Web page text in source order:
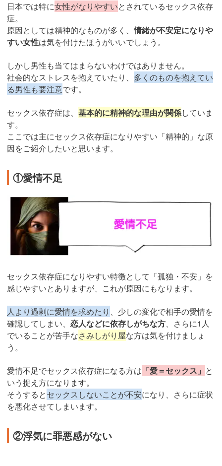
日本では特に女性がなりやすいとされているセックス依存
症。
原因としては精神的なものが多く、情緒が不安定になりや
すい女性は気を付けたほうがいいでしょう。
しかし男性も当てはまらないわけではありません。
社会的なストレスを抱えていたり、 多くのものを抱えてい
る男性も要注意です。
セックス依存症は、 基本的に精神的な理由が関係していま
す。
ここでは主にセックス依存症になりやすい「精神的」な原
因をご紹介したいと思います。
①愛情不足
セックス依存症になりやすい特徴として「孤独・不安」を
感じやすいとありますが、これが原因にもなります。
人より過剰に愛情を求めたり 、少しの変化で相手の愛情を
確認してしまい、 恋人などに依存しがちな方、さらに1人
でいることが苦手なさみしがり屋な方は気を付けましょ
う。
愛情不足でセックス依存症になる方は 「愛＝セックス」 と
いう捉え方になります。
そうするとセックスしないことが不安になり、さらに症状
を悪化させてしまいます。
②浮気に罪悪感がない